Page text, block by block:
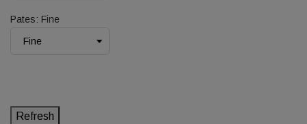
Pates: Fine